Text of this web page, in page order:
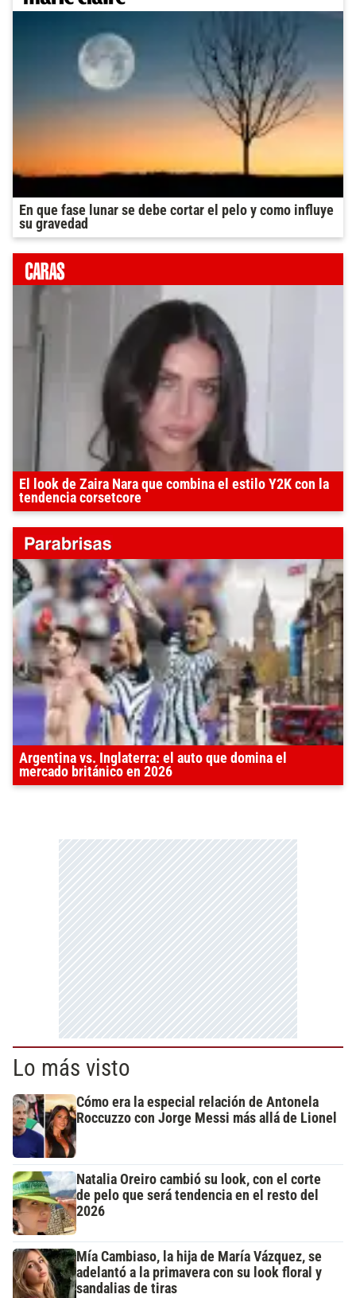
En que fase lunar se debe cortar el pelo y como influye
su gravedad
El look de Zaira Nara que combina el estilo Y2K con la
tendencia corsetcore
Argentina vs. Inglaterra: el auto que domina el
mercado británico en 2026
Lo más visto
Cómo era la especial relación de Antonela
Roccuzzo con Jorge Messi más allá de Lionel
Natalia Oreiro cambió su look, con el corte
de pelo que será tendencia en el resto del
2026
Mía Cambiaso, la hija de María Vázquez, se
adelantó a la primavera con su look floral y
sandalias de tiras